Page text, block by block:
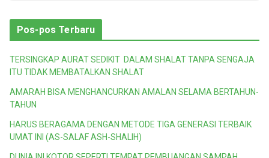
Pos-pos Terbaru
TERSINGKAP AURAT SEDIKIT DALAM SHALAT TANPA SENGAJA
ITU TIDAK MEMBATALKAN SHALAT
AMARAH BISA MENGHANCURKAN AMALAN SELAMA BERTAHUN-
TAHUN
HARUS BERAGAMA DENGAN METODE TIGA GENERASI TERBAIK
UMAT INI (AS-SALAF ASH-SHALIH)